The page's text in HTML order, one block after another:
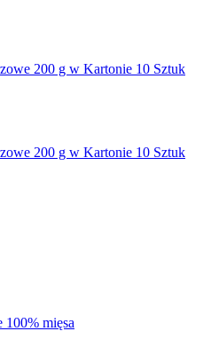
200 g w Kartonie 10 Sztuk
200 g w Kartonie 10 Sztuk
100% mięsa